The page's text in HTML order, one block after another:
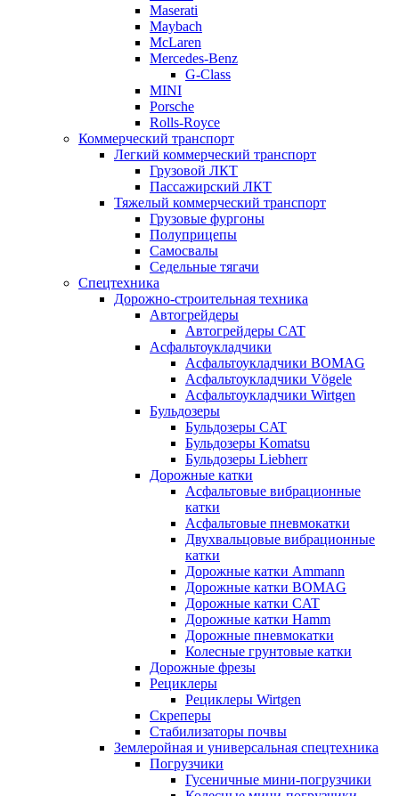
Maserati
Maybach
McLaren
Mercedes-Benz
G-Class
MINI
Porsche
Rolls-Royce
Коммерческий транспорт
Легкий коммерческий транспорт
Грузовой ЛКТ
Пассажирский ЛКТ
Тяжелый коммерческий транспорт
Грузовые фургоны
Полуприцепы
Самосвалы
Седельные тягачи
Спецтехника
Дорожно-строительная техника
Автогрейдеры
Автогрейдеры CAT
Асфальтоукладчики
Асфальтоукладчики BOMAG
Асфальтоукладчики Vögele
Асфальтоукладчики Wirtgen
Бульдозеры
Бульдозеры CAT
Бульдозеры Komatsu
Бульдозеры Liebherr
Дорожные катки
Асфальтовые вибрационные
катки
Асфальтовые пневмокатки
Двухвальцовые вибрационные
катки
Дорожные катки Ammann
Дорожные катки BOMAG
Дорожные катки CAT
Дорожные катки Hamm
Дорожные пневмокатки
Колесные грунтовые катки
Дорожные фрезы
Рециклеры
Рециклеры Wirtgen
Скреперы
Стабилизаторы почвы
Землеройная и универсальная спецтехника
Погрузчики
Гусеничные мини-погрузчики